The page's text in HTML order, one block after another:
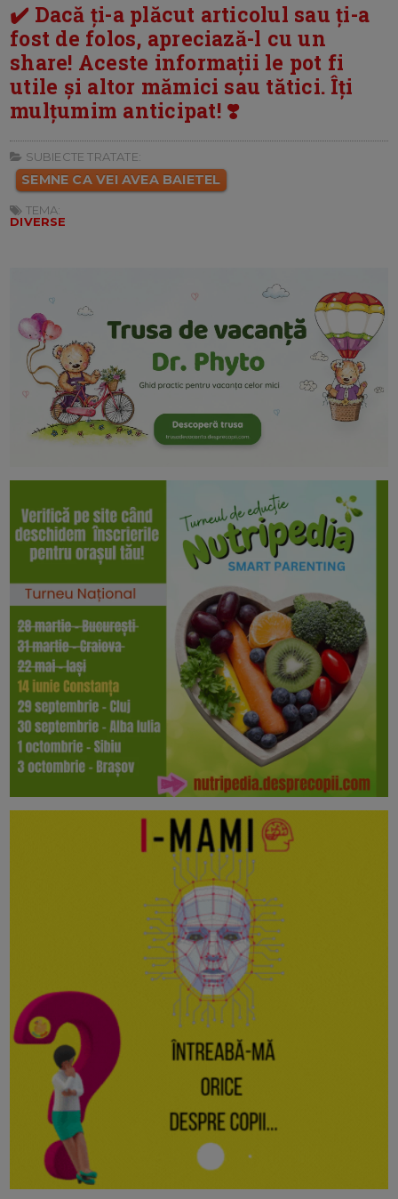
✔️ Dacă ți-a plăcut articolul sau ți-a
fost de folos, apreciază-l cu un
share! Aceste informații le pot fi
utile și altor mămici sau tătici. Îți
mulțumim anticipat! ❣️
SUBIECTE TRATATE:
SEMNE CA VEI AVEA BAIETEL
TEMA:
DIVERSE